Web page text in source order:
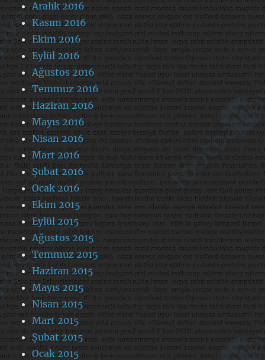
Aralık 2016
Kasım 2016
Ekim 2016
Eylül 2016
Ağustos 2016
Temmuz 2016
Haziran 2016
Mayıs 2016
Nisan 2016
Mart 2016
Şubat 2016
Ocak 2016
Ekim 2015
Eylül 2015
Ağustos 2015
Temmuz 2015
Haziran 2015
Mayıs 2015
Nisan 2015
Mart 2015
Şubat 2015
Ocak 2015